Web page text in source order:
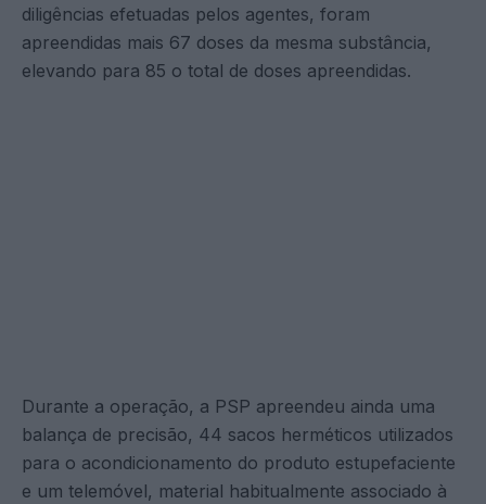
diligências efetuadas pelos agentes, foram
apreendidas mais 67 doses da mesma substância,
elevando para 85 o total de doses apreendidas.
Durante a operação, a PSP apreendeu ainda uma
balança de precisão, 44 sacos herméticos utilizados
para o acondicionamento do produto estupefaciente
e um telemóvel, material habitualmente associado à